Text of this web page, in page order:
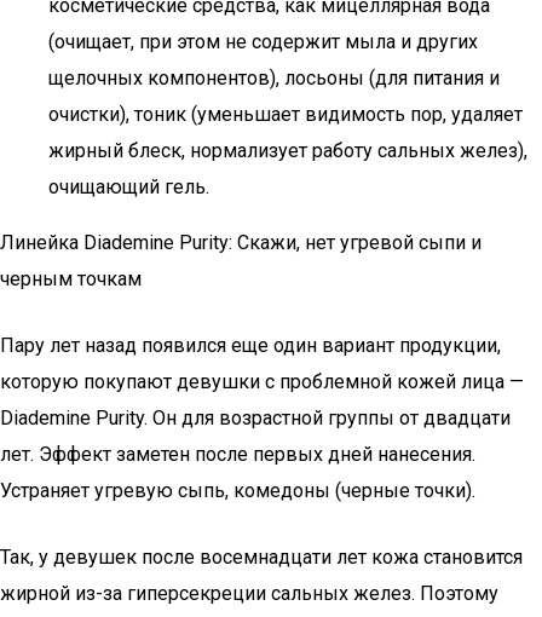
косметические средства, как мицеллярная вода
(очищает, при этом не содержит мыла и других
щелочных компонентов), лосьоны (для питания и
очистки), тоник (уменьшает видимость пор, удаляет
жирный блеск, нормализует работу сальных желез),
очищающий гель.
Линейка Diademine Purity: Скажи, нет угревой сыпи и
черным точкам
Пару лет назад появился еще один вариант продукции,
которую покупают девушки с проблемной кожей лица —
Diademine Purity. Он для возрастной группы от двадцати
лет. Эффект заметен после первых дней нанесения.
Устраняет угревую сыпь, комедоны (черные точки).
Так, у девушек после восемнадцати лет кожа становится
жирной из-за гиперсекреции сальных желез. Поэтому